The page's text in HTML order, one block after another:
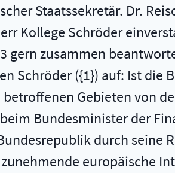
Staatssekretär. Dr.
Kollege Schröder
gern zusammen
Schröder ({1}) auf: Ist
Gebieten von
Bundesminister der
durch seine
europäische